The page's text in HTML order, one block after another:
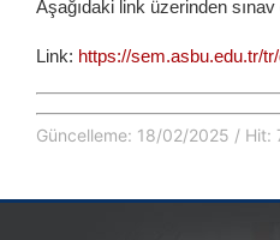
Aşağıdaki link üzerinden
Link: https://sem.asbu.edu.tr/
Güncelleme: 18/02/2025 / Hit: